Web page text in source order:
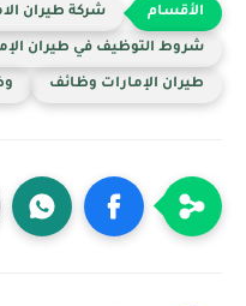
شركة طيران
شروط التوظيف في طيران
طيران الإمارات وظائف